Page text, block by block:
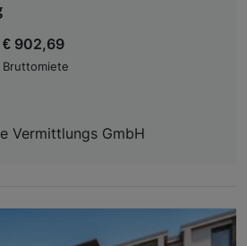
€ 902,69
Bruttomiete
Vermittlungs GmbH